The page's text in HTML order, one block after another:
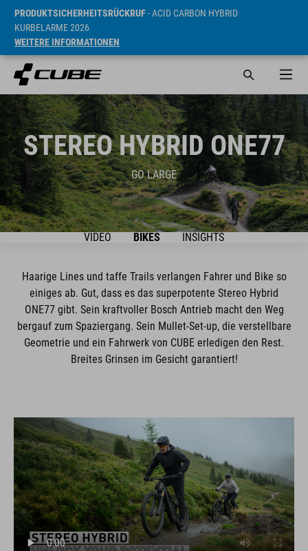
PRODUKTSICHERHEITSRÜCKRUF- ACID CARBON HYBRID
KURBELARME 2026
WEITERE INFORMATIONEN
STEREO HYBRID ONE77
GO LARGE
VIDEO BIKES INSIGHTS
Haarige Lines und taffe Trails verlangen Fahrer und Bike so
einiges ab. Gut, dass es das superpotente Stereo Hybrid
ONE77 gibt. Sein kraftvoller Bosch Antrieb macht den Weg
bergauf zum Spaziergang. Sein Mullet-Set-up, die verstellbare
Geometrie und ein Fahrwerk von CUBE erledigen den Rest.
Breites Grinsen im Gesicht garantiert!